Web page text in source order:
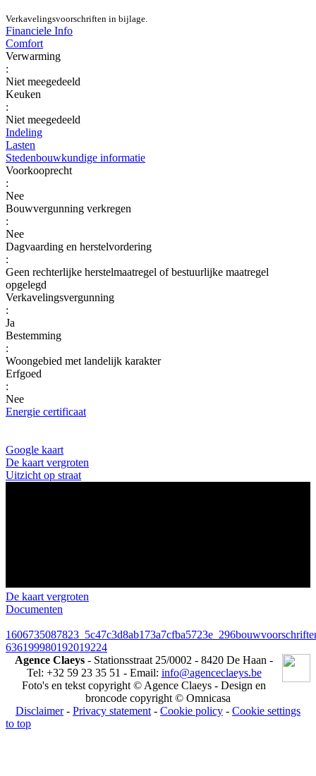
Verkavelingsvoorschriften in bijlage.
Financiele Info
Comfort
Verwarming
:
Niet meegedeeld
Keuken
:
Niet meegedeeld
Indeling
Lasten
Stedenbouwkundige informatie
Voorkooprecht
:
Nee
Bouwvergunning verkregen
:
Nee
Dagvaarding en herstelvordering
:
Geen rechterlijke herstelmaatregel of bestuurlijke maatregel
opgelegd
Verkavelingsvergunning
:
Ja
Bestemming
:
Woongebied met landelijk karakter
Erfgoed
:
Nee
Energie certificaat
Google kaart
De kaart vergroten
Uitzicht op straat
De kaart vergroten
Documenten
636199980192019224
Agence Claeys - Stationsstraat 25/0002 - 8420 De Haan -
Tel: +32 59 23 35 51 - Email: info@agenceclaeys.be
Foto's en tekst copyright © Agence Claeys - Design en
broncode copyright © Omnicasa
Disclaimer- Privacy statement - Cookie policy - Cookie settings
to top